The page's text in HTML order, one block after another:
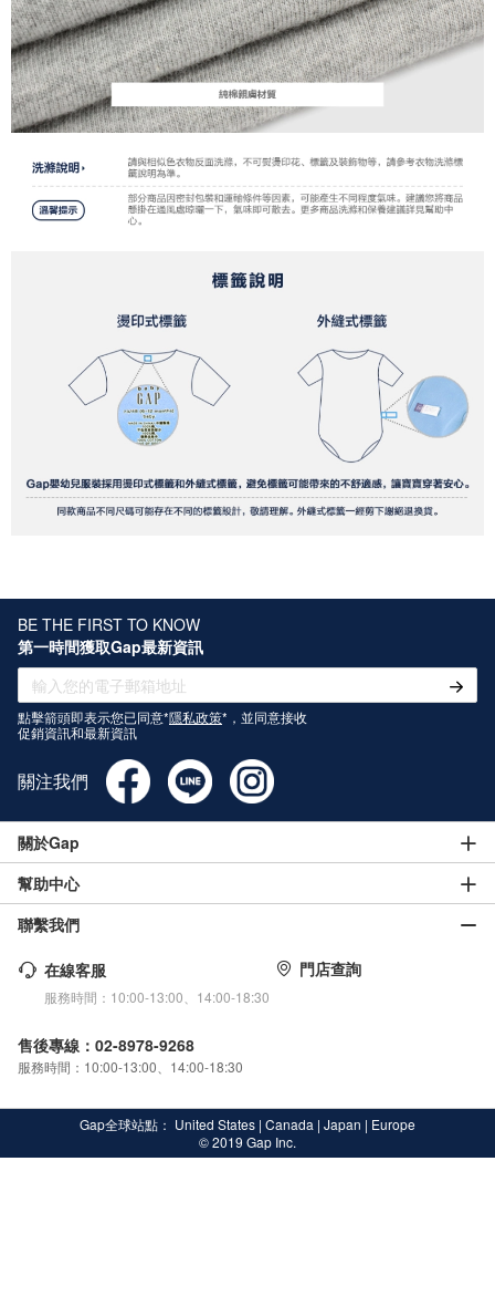
BE THE FIRST TO KNOW
第一時間獲取Gap最新資訊
點擊箭頭即表示您已同意*隱私政策*，並同意接收
促銷資訊和最新資訊
關注我們
關於Gap
幫助中心
聯繫我們
在線客服
服務時間：10:00-13:00、14:00-18:30
門店查詢
售後專線：02-8978-9268
服務時間：10:00-13:00、14:00-18:30
Gap全球站點： United States | Canada | Japan | Europe
© 2019 Gap Inc.